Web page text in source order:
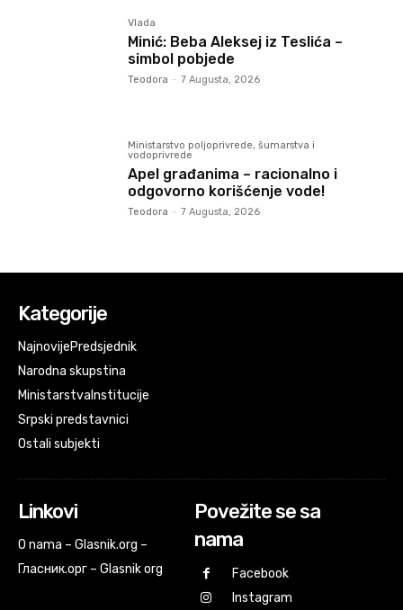
Vlada
Minić: Beba Aleksej iz Teslića –
simbol pobjede
Teodora - 7 Augusta, 2026
Ministarstvo poljoprivrede, šumarstva i
vodoprivrede
Apel građanima – racionalno i
odgovorno korišćenje vode!
Teodora - 7 Augusta, 2026
Kategorije
NajnovijePredsjednik
Narodna skupstina
Ministarstva Institucije
Srpski predstavnici
Ostali subjekti
Linkovi
O nama – Glasnik.org –
Гласник.орг – Glasnik org
Povežite se sa
nama
Facebook
Instagram